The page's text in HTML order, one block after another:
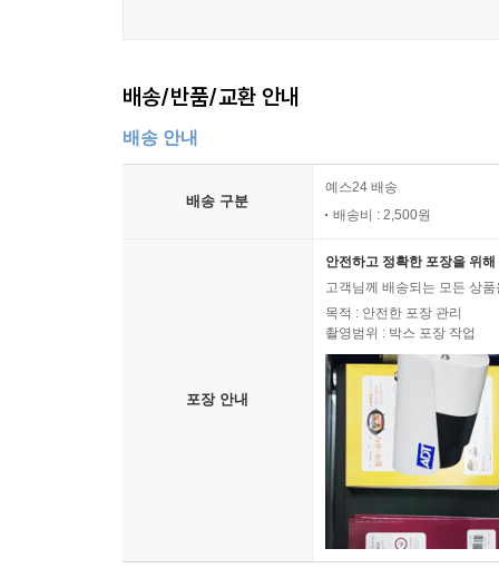
배송/반품/교환 안내
배송 안내
배송 구분
예스24 배송
배송비 : 2,500원
포장 안내
안전하고 정확한 포장을 위
고객님께 배송되는 모든 상
목적 : 안전한 포장 관리
촬영범위 : 박스 포장 작업